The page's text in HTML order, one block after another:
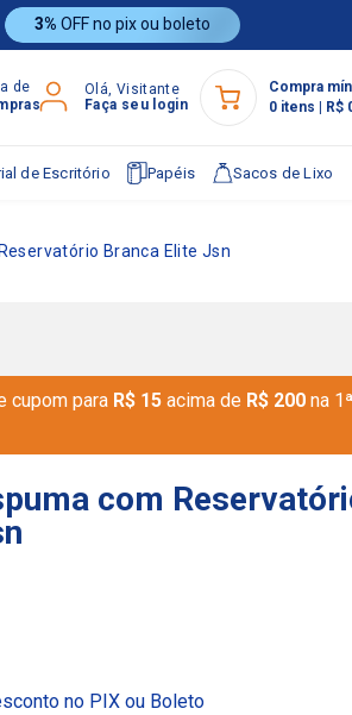
3% OFF no pix ou boleto
de
Olá, Visitante
Faça seu login
Compra
0 itens R$
de Escritório Papéis Sacos de Lixo
Branca Elite Jsn
cupom para R$ 15 acima de R$ 200 na 1ª
com
no PIX ou Boleto